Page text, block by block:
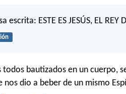
ESTE ES JESÚS, EL REY
bautizados en un cuerpo,
nos dio a beber de un mismo